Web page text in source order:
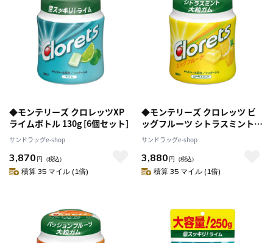
◆モンテリーズ クロレッツXP
ライムボトル 130g [6個セット]
サンドラッグe-shop
3,870 円 （税込）
積算 35 マイル (1倍)
◆モンテリーズ クロレッツ ビ
ッグフルーツ シトラスミント
サンドラッグe-shop
3,880 円 （税込）
積算 35 マイル (1倍)